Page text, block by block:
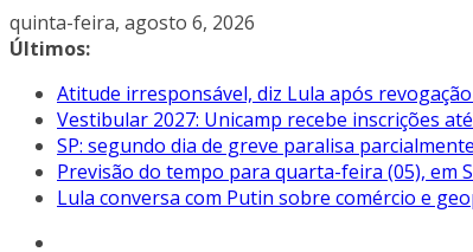
Pular
para
conteúdo
quinta-feira, agosto 6, 2026
Últimos:
Atitude irresponsável, diz Lula após
Vestibular 2027: Unicamp recebe inscrições
SP: segundo dia de greve paralisa
Previsão do tempo para quarta-feira (05), em
Lula conversa com Putin sobre comércio e